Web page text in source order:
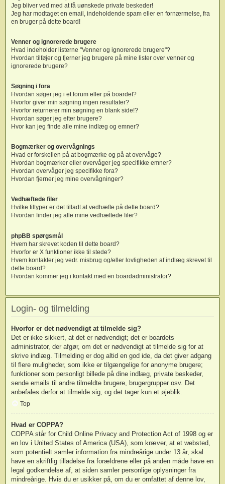
Jeg bliver ved med at få uønskede private beskeder!
Jeg har modtaget en email, indeholdende spam eller en fornærmelse, fra
en bruger på dette board!
Venner og ignorerede brugere
Hvad indeholder listerne "Venner og ignorerede brugere"?
Hvordan tilføjer og fjerner jeg brugere på mine lister over venner og
ignorerede brugere?
Søgning i fora
Hvordan søger jeg i et forum eller på boardet?
Hvorfor giver min søgning ingen resultater?
Hvorfor returnerer min søgning en blank side!?
Hvordan søger jeg efter brugere?
Hvor kan jeg finde alle mine indlæg og emner?
Bogmærker og overvågnings
Hvad er forskellen på at bogmærke og på at overvåge?
Hvordan bogmærker eller overvåger jeg specifikke emner?
Hvordan overvåger jeg specifikke fora?
Hvordan fjerner jeg mine overvågninger?
Vedhæftede filer
Hvilke filtyper er det tilladt at vedhæfte på dette board?
Hvordan finder jeg alle mine vedhæftede filer?
phpBB spørgsmål
Hvem har skrevet koden til dette board?
Hvorfor er X funktioner ikke til stede?
Hvem kontakter jeg vedr. misbrug og/eller lovligheden af indlæg skrevet til
dette board?
Hvordan kommer jeg i kontakt med en boardadministrator?
Login- og tilmelding
Hvorfor er det nødvendigt at tilmelde sig?
Det er ikke sikkert, at det er nødvendigt; det er boardets
administrator, der afgør, om det er nødvendigt at tilmelde sig for at
skrive indlæg. Tilmelding er dog altid en god ide, da det giver adgang
til flere muligheder, som ikke er tilgængelige for anonyme brugere;
funktioner som personligt billede på dine indlæg, private beskeder,
sende emails til andre tilmeldte brugere, brugergrupper osv. Det
anbefales derfor at tilmelde sig, og det tager kun et øjeblik.
Top
Hvad er COPPA?
COPPA står for Child Online Privacy and Protection Act of 1998 og er
en lov i United States of America (USA), som kræver, at et websted,
som potentielt samler information fra mindreårige under 13 år, skal
have en skriftlig tilladelse fra forældrene eller på anden måde have en
legal godkendelse af, at siden samler personlige oplysninger fra
mindreårige. Hvis du er usikker på, om du er omfattet af denne lov,